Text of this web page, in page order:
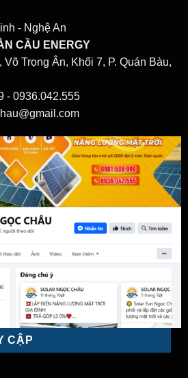
- Nghệ An
CẦU ENERGY
Võ Trọng Ân, Khối 7, P. Quán Bàu,
- 0936.042.555
CẬP